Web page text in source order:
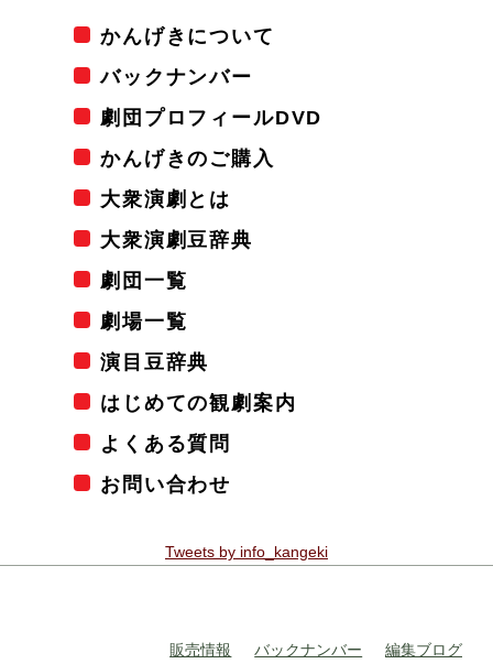
かんげきについて
バックナンバー
劇団プロフィールDVD
かんげきのご購入
大衆演劇とは
大衆演劇豆辞典
劇団一覧
劇場一覧
演目豆辞典
はじめての観劇案内
よくある質問
お問い合わせ
Tweets by info_kangeki
販売情報 バックナンバー 編集ブログ